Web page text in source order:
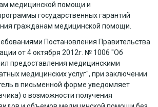
медицинской помощи и
государственных гарантий
гражданам медицинской помощи.
Постановления Правительства
от 4 октября 2012г. № 1006 "Об
предоставления медицинскими
медицинских услуг", при заключении
в письменной форме уведомляет
о возможности получения